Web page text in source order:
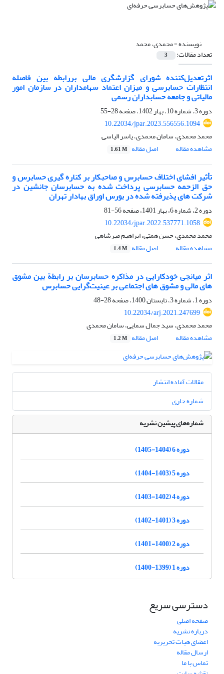
نویسنده =محمدی، محمد
تعداد مقالات: 3
اثرتعدیل‌کننده شورای گزارشگری مالی بررابطه بین فاصله
انتظارات حسابرسی و میزان اعتماد سهامداران در سازمان امور
مالیاتی و جامعه حسابداران رسمی
دوره 3، شماره 10، بهار 1402، صفحه
28-55
10.22034/jpar.2023.556556.1094
محمد محمدی، سامان محمدی، یاسر الیاسی
مشاهده مقاله
اصل مقاله 1.61 M
تأثیر افشای اختلاف حسابرس و صاحبکار بر کناره گیری حسابرس و
حق الزحمه حسابرسی پرداخت شده به حسابرسان جانشین در
شرکت های پذیرفته شده در بورس اوراق بهادار تهران
دوره 2، شماره 6، بهار 1401، صفحه
56-81
10.22034/jpar.2022.537771.1058
محمد محمدی، حسن همتی، ابراهیم میرشاهی
مشاهده مقاله
اصل مقاله 1.4 M
اثر میانجی خودکارایی در مذاکره حسابرسان بر رابطة بین مشوق
های مالی و مشوق های اجتماعی بر عینیت‌گرایی حسابرس
دوره 1، شماره 3، تابستان 1400، صفحه
28-48
10.22034/arj.2021.247699
محمد محمدی، سید جمال سمایی، سامان محمدی
مشاهده مقاله
اصل مقاله 1.2 M
مقالات آماده انتشار
شماره جاری
شماره‌های پیشین نشریه
دوره 6 (1404-1405)
دوره 5 (1403-1404)
دوره 4 (1402-1403)
دوره 3 (1401-1402)
دوره 2 (1400-1401)
دوره 1 (1399-1400)
دسترسی سریع
صفحه اصلی
درباره نشریه
اعضای هیات تحریریه
ارسال مقاله
تماس با ما